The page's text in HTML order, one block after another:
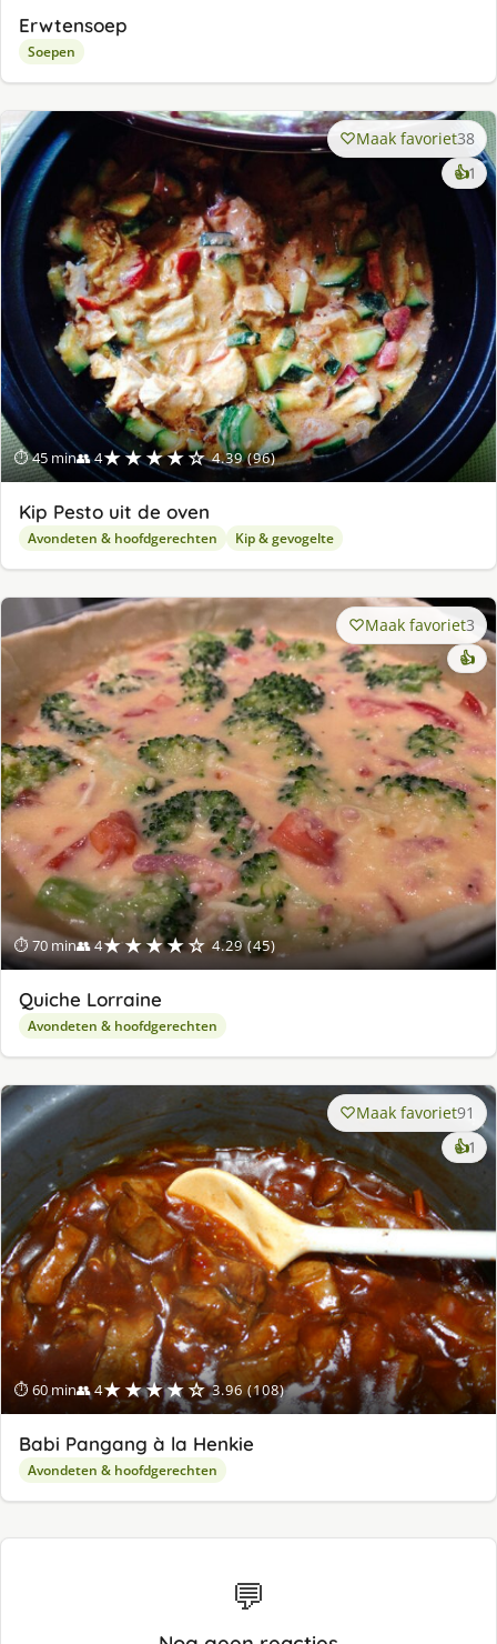
Erwtensoep
Soepen
⏱ 45 min👥 4★★★★☆ 4.39 (96)
Maak favoriet38
👍1
Kip Pesto uit de oven
Avondeten & hoofdgerechten Kip & gevogelte
⏱ 70 min👥 4★★★★☆ 4.29 (45)
Maak favoriet3
👍
Quiche Lorraine
Avondeten & hoofdgerechten
⏱ 60 min👥 4★★★★☆ 3.96 (108)
Maak favoriet91
👍1
Babi Pangang à la Henkie
Avondeten & hoofdgerechten
💬